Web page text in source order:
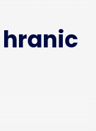
hranic